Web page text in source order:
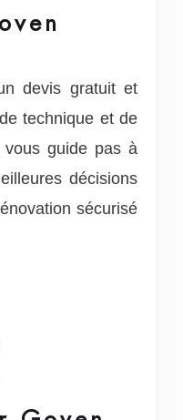
devis gratuit et
technique et de
guide pas à
décisions
sécurisé